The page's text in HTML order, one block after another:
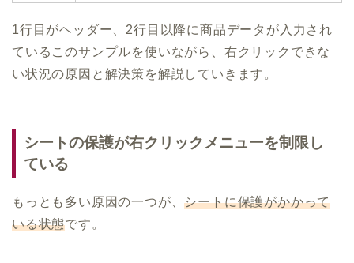
1行目がヘッダー、2行目以降に商品データが入力され
ているこのサンプルを使いながら、右クリックできな
い状況の原因と解決策を解説していきます。
シートの保護が右クリックメニューを制限し
ている
もっとも多い原因の一つが、シートに保護がかかって
いる状態です。